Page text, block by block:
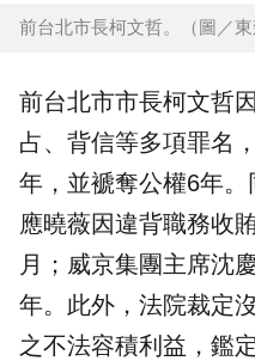
前台北市長柯文哲。（圖／東
前台北市市長柯文哲
占、背信等多項罪名
年，並褫奪公權6年
應曉薇因違背職務收
月；威京集團主席沈
年。此外，法院裁定
之不法容積利益，鑑